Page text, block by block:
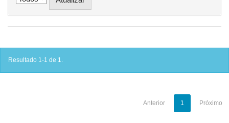
Resultado 1-1 de 1.
Anterior 1 Próximo